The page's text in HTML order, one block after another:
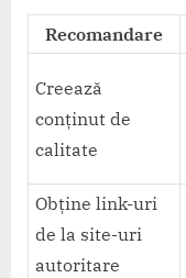
Recomandare
Creează
conținut de
calitate
Obține link-uri
de la site-uri
autoritare